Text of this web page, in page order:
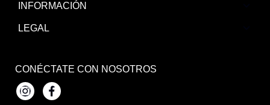
INFORMACIÓN
LEGAL
CONÉCTATE CON NOSOTROS
InstagramFacebook